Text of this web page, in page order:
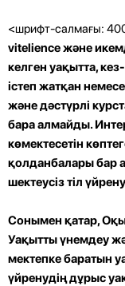
<шрифт-салмағы:
vitelience және
келген уақытта,
істеп жатқан
және дәстүрлі
бара алмайды.
көмектесетін
қолданбалары бар
шектеусіз тіл
Сонымен қатар,
Уақытты үнемдеу
мектепке баратын
үйренудің дұрыс